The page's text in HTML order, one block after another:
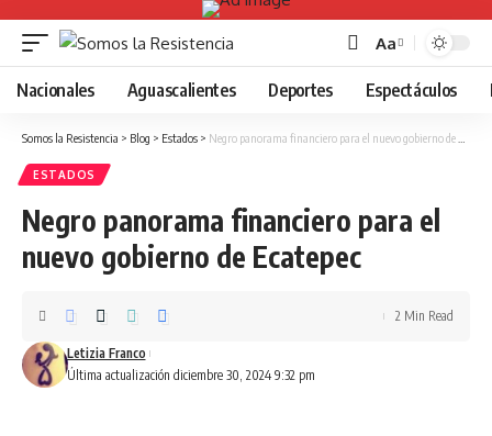
Font
Resizer
Aa
Nacionales Aguascalientes Deportes Espectáculos
Somos la Resistencia > Blog > Estados > Negro panorama financiero para el nuevo gobierno de Ecatepec
ESTADOS
Negro panorama financiero para el
nuevo gobierno de Ecatepec
Última actualización diciembre 30, 2024 9:32 pm
Letizia Franco
2 Min Read